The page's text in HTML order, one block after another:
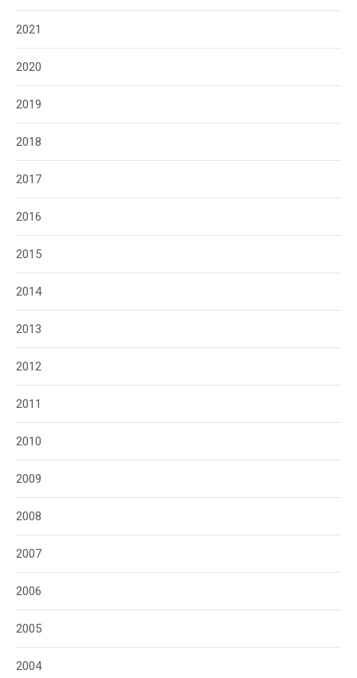
2021
2020
2019
2018
2017
2016
2015
2014
2013
2012
2011
2010
2009
2008
2007
2006
2005
2004